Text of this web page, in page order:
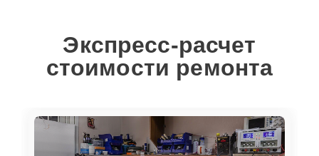
Экспресс-расчет
стоимости ремонта